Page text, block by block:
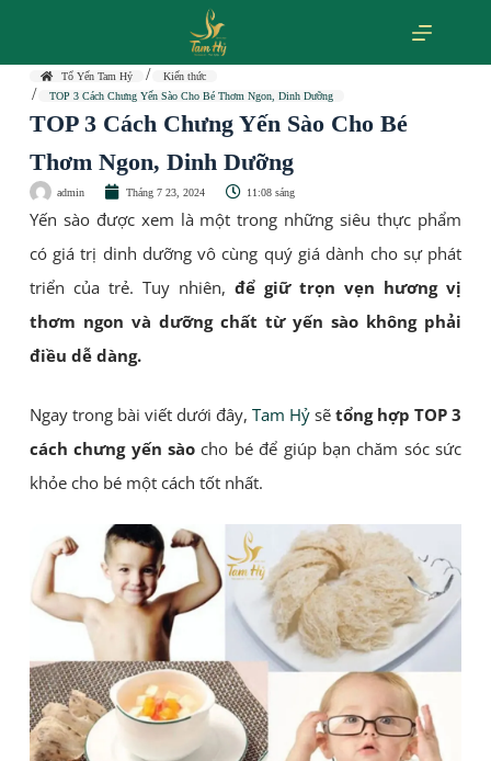
Tổ Yến Tam Hỷ
Kiến thức
TOP 3 Cách Chưng Yến Sào Cho Bé Thơm Ngon, Dinh Dưỡng
TOP 3 Cách Chưng Yến Sào Cho Bé
Thơm Ngon, Dinh Dưỡng
admin Tháng 7 23, 2024 11:08 sáng
Yến sào được xem là một trong những siêu thực phẩm
có giá trị dinh dưỡng vô cùng quý giá dành cho sự phát
triển của trẻ. Tuy nhiên, để giữ trọn vẹn hương vị
thơm ngon và dưỡng chất từ yến sào không phải
điều dễ dàng.
Ngay trong bài viết dưới đây, Tam Hỷ sẽtổng hợp TOP 3
cách chưng yến sào cho bé để giúp bạn chăm sóc sức
khỏe cho bé một cách tốt nhất.